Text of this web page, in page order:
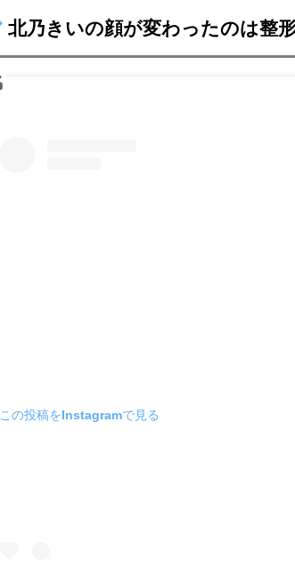
北乃きいの顔が変わったのは整
この投稿をInstagramで見る